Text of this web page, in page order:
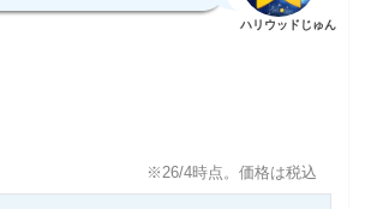
ハリウッドじゅん
※26/4時点。価格は税込